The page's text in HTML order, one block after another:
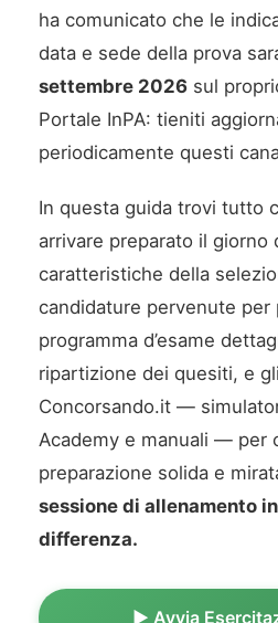
ha comunicato che le
data e sede della prova
settembre 2026 sul
Portale InPA: tieniti
periodicamente questi
In questa guida trovi tutto
arrivare preparato il giorno
caratteristiche della
candidature pervenute per
programma d’esame
ripartizione dei quesiti, e
Concorsando.it —
Academy e manuali — per
preparazione solida e
sessione di allenamento
differenza.
▶️ Avvia